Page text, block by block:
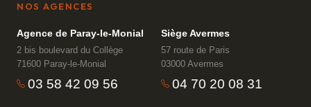
NOS AGENCES
Agence de Paray-le-Monial
2 bis boulevard du Collège
71600 Paray-le-Monial
03 58 42 09 56
Siège Avermes
57 route de Paris
03000 Avermes
04 70 20 08 31